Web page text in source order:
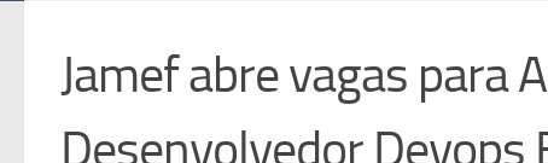
Jamef abre vagas para
Desenvolvedor Devops